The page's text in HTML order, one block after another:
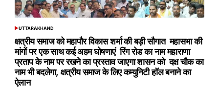
POSTED
UTTARAKHAND
क्षत्रीय समाज को महापौर विकास शर्मा की बड़ी सौगात महासभा की
मांगों पर एक साथ कई अहम घोषणाएं रिंग रोड का नाम महाराणा
प्रताप के नाम पर रखने का प्रस्ताव जाएगा शासन को दक्ष चौक का
नाम भी बदलेगा, क्षत्रीय समाज के लिए कम्युनिटी हॉल बनाने का
ऐलान